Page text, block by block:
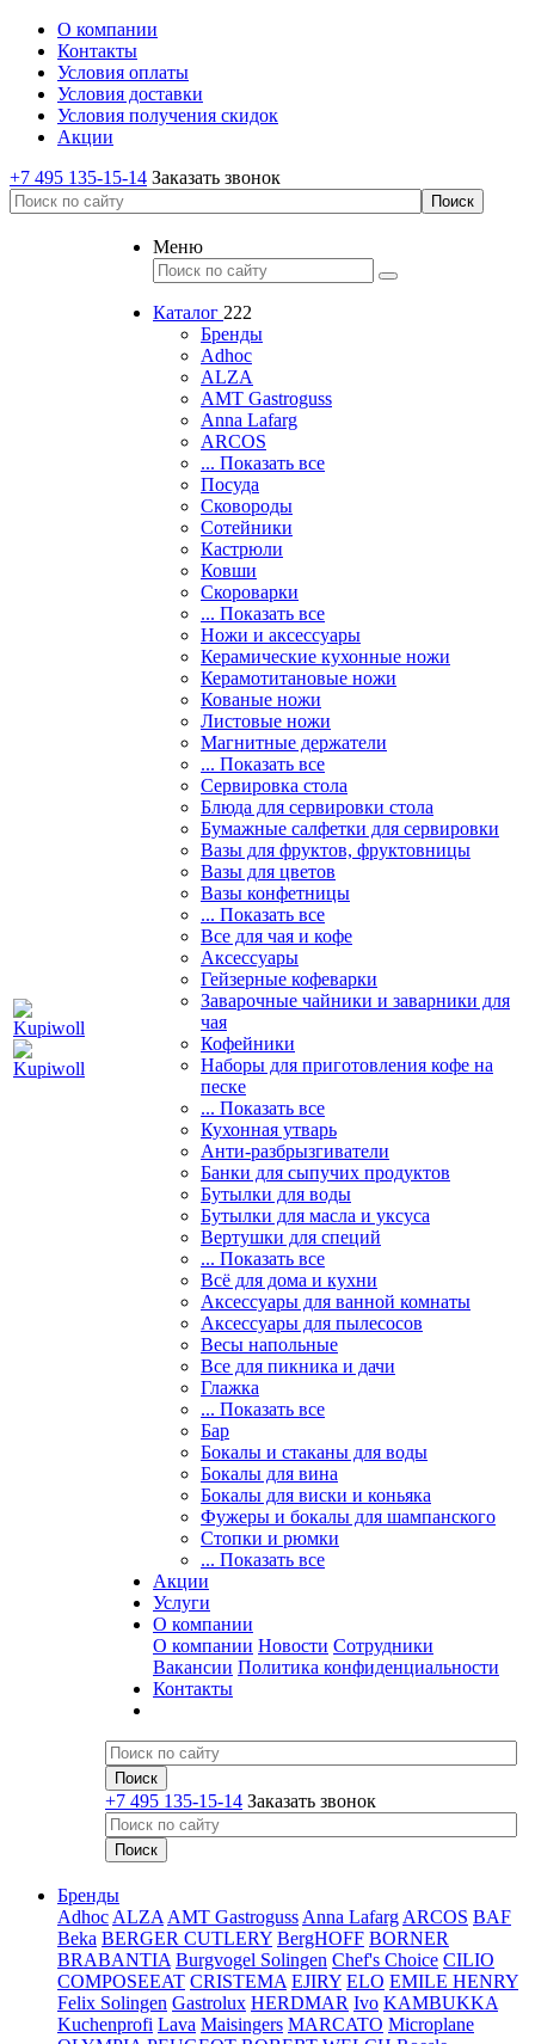
О компании
Контакты
Условия оплаты
Условия доставки
Условия получения скидок
Акции
+7 495 135-15-14 Заказать звонок
Меню
Каталог 222
Бренды
Adhoc
ALZA
AMT Gastroguss
Anna Lafarg
ARCOS
... Показать все
Посуда
Сковороды
Сотейники
Кастрюли
Ковши
Скороварки
... Показать все
Ножи и аксессуары
Керамические кухонные ножи
Керамотитановые ножи
Кованые ножи
Листовые ножи
Магнитные держатели
... Показать все
Сервировка стола
Блюда для сервировки стола
Бумажные салфетки для сервировки
Вазы для фруктов, фруктовницы
Вазы для цветов
Вазы конфетницы
... Показать все
Все для чая и кофе
Аксессуары
Гейзерные кофеварки
Заварочные чайники и заварники для
чая
Кофейники
Наборы для приготовления кофе на
песке
... Показать все
Кухонная утварь
Анти-разбрызгиватели
Банки для сыпучих продуктов
Бутылки для воды
Бутылки для масла и уксуса
Вертушки для специй
... Показать все
Всё для дома и кухни
Аксессуары для ванной комнаты
Аксессуары для пылесосов
Весы напольные
Все для пикника и дачи
Глажка
... Показать все
Бар
Бокалы и стаканы для воды
Бокалы для вина
Бокалы для виски и коньяка
Фужеры и бокалы для шампанского
Стопки и рюмки
... Показать все
Акции
Услуги
О компании
О компании Новости Сотрудники
Вакансии Политика конфиденциальности
Контакты
+7 495 135-15-14 Заказать звонок
Бренды
Adhoc ALZA AMT Gastroguss Anna Lafarg ARCOS BAF
Beka BERGER CUTLERY BergHOFF BORNER
BRABANTIA Burgvogel Solingen Chef's Choice CILIO
COMPOSEEAT CRISTEMA EJIRY ELO EMILE HENRY
Felix Solingen Gastrolux HERDMAR Ivo KAMBUKKA
Kuchenprofi Lava Maisingers MARCATO Microplane